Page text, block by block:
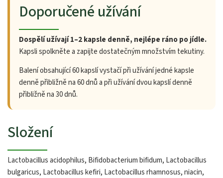
Doporučené užívání
Dospělí užívají 1–2 kapsle denně, nejlépe ráno po jídle.
Kapsli spolkněte a zapijte dostatečným množstvím tekutiny.
Balení obsahující 60 kapslí vystačí při užívání jedné kapsle
denně přibližně na 60 dnů a při užívání dvou kapslí denně
přibližně na 30 dnů.
Složení
Lactobacillus acidophilus, Bifidobacterium bifidum, Lactobacillus
bulgaricus, Lactobacillus kefiri, Lactobacillus rhamnosus, niacin,